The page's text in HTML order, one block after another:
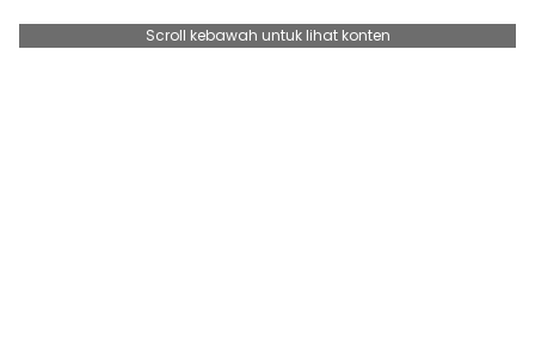
Scroll kebawah untuk lihat konten